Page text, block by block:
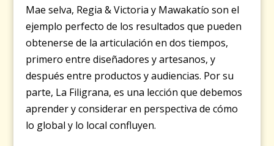
Mae selva, Regia & Victoria y Mawakatío son el
ejemplo perfecto de los resultados que pueden
obtenerse de la articulación en dos tiempos,
primero entre diseñadores y artesanos, y
después entre productos y audiencias. Por su
parte, La Filigrana, es una lección que debemos
aprender y considerar en perspectiva de cómo
lo global y lo local confluyen.